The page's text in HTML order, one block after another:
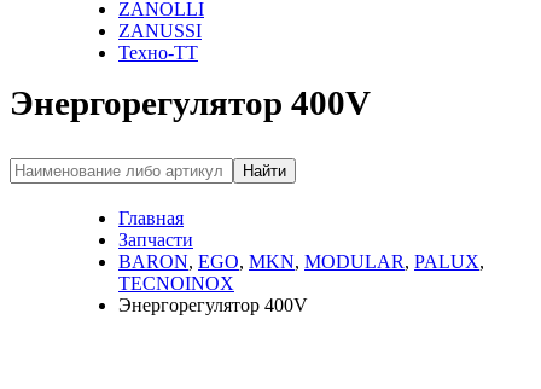
ZANOLLI
ZANUSSI
Техно-ТТ
Энергорегулятор 400V
Найти
Главная
Запчасти
BARON, EGO, MKN, MODULAR, PALUX,
TECNOINOX
Энергорегулятор 400V